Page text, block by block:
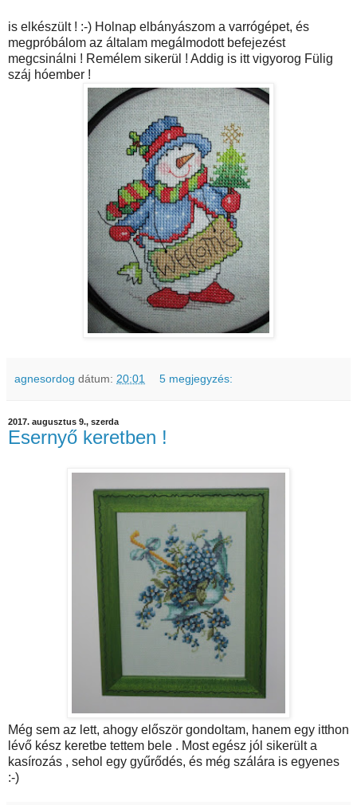
is elkészült ! :-) Holnap elbányászom a varrógépet, és
megpróbálom az általam megálmodott befejezést
megcsinálni ! Remélem sikerül ! Addig is itt vigyorog Fülig
száj hóember !
agnesordog dátum: 20:01 5 megjegyzés:
2017. augusztus 9., szerda
Esernyő keretben !
Még sem az lett, ahogy először gondoltam, hanem egy itthon
lévő kész keretbe tettem bele . Most egész jól sikerült a
kasírozás , sehol egy gyűrődés, és még szálára is egyenes
:-)